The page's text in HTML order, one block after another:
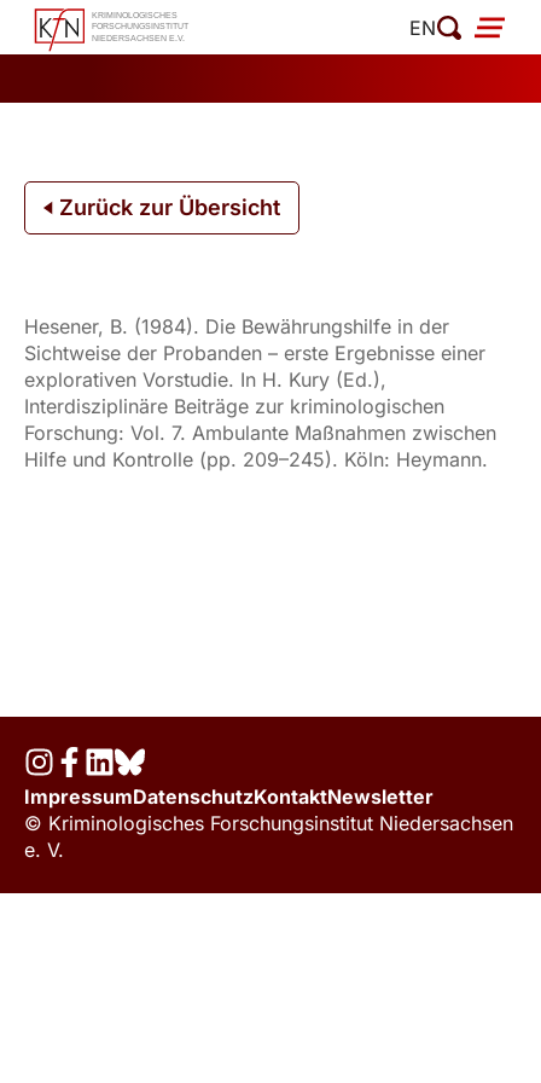
Zum
Inhalt
EN
Zurück zur Übersicht
Hesener, B. (1984). Die Bewährungshilfe in der
Sichtweise der Probanden – erste Ergebnisse einer
explorativen Vorstudie. In H. Kury (Ed.),
Interdisziplinäre Beiträge zur kriminologischen
Forschung: Vol. 7. Ambulante Maßnahmen zwischen
Hilfe und Kontrolle (pp. 209–245). Köln: Heymann.
ImpressumDatenschutzKontaktNewsletter
© Kriminologisches Forschungsinstitut Niedersachsen
e. V.